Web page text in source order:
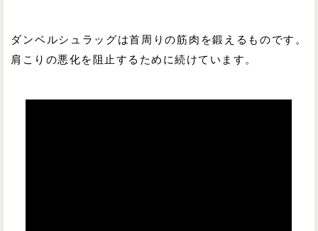
ダンベルシュラッグは首周りの筋肉を鍛えるものです。
肩こりの悪化を阻止するために続けています。